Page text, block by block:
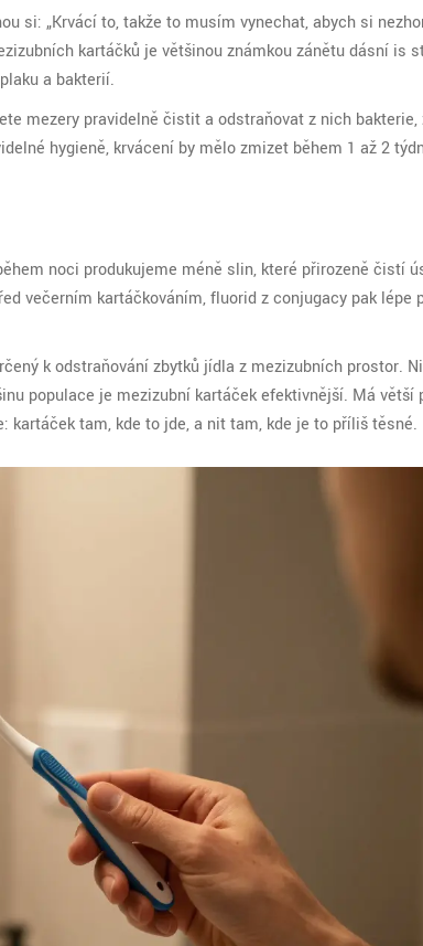
si: „Krvácí to, takže to musím vynechat, abych si
kartáčků je většinou známkouzánětu dásní is
a bakterií.
mezery pravidelně čistit a odstraňovat z nich bakterie,
hygieně, krvácení by mělo zmizet během 1 až 2
noci produkujeme méně slin, které přirozeně čistí
večerním kartáčkováním, fluorid z conjugacy pak lépe
k odstraňování zbytků jídla z mezizubních prostor.
populace je mezizubní kartáček efektivnější. Má větší
kartáček tam, kde to jde, a nit tam, kde je to příliš těsné.